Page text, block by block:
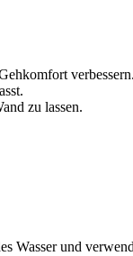
verbessern.
zu lassen.
Wasser und